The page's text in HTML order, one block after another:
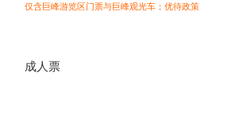
仅含巨峰游览区门票与巨峰观光车； 优待政策
成人票